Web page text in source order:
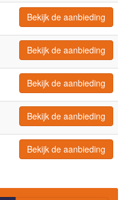
Bekijk de aanbieding
Bekijk de aanbieding
Bekijk de aanbieding
Bekijk de aanbieding
Bekijk de aanbieding